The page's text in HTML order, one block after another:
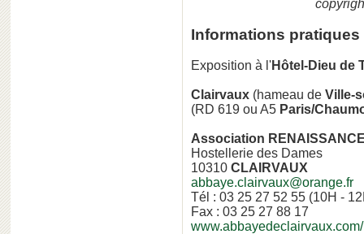
Informations pratiques
Exposition à l'Hôtel-Dieu de
Clairvaux (hameau de Ville-
(RD 619 ou A5 Paris/
Association
Hostellerie des Dames
10310 CLAIRVAUX
abbaye.clairvaux@orange.fr
Tél : 03 25 27 52 55 (10H -
Fax : 03 25 27 88 17
www.abbayedeclairvaux.com/